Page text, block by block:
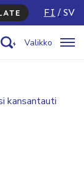
FI SV
Valikko
kansantauti